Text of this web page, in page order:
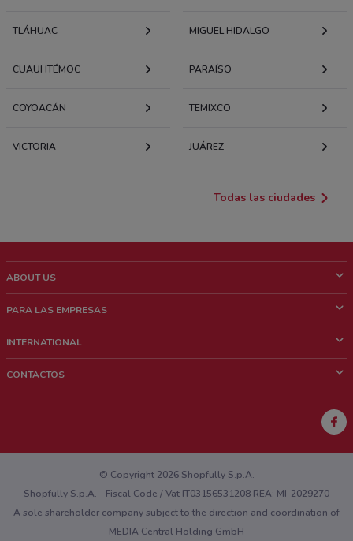
TLÁHUAC MIGUEL HIDALGO
CUAUHTÉMOC PARAÍSO
COYOACÁN TEMIXCO
VICTORIA JUÁREZ
Todas las ciudades
ABOUT US
¿Quiénes Somos?
Trabaja con nosotros
PARA LAS EMPRESAS
Contacto comercial
INTERNATIONAL
CONTACTOS
¿Encontraste un problema en la web o en la aplicación?
© Copyright 2026 Shopfully S.p.A.
Shopfully S.p.A. - Fiscal Code / Vat IT03156531208 REA: MI-2029270
A sole shareholder company subject to the direction and coordination of
MEDIA Central Holding GmbH